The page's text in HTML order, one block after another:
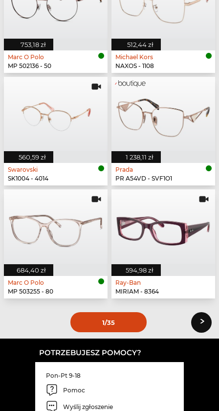
753,18 zł
Marc O Polo
MP 502136 - 50
512,44 zł
Michael Kors
NAXOS - 1108
560,59 zł
Swarovski
SK1004 - 4014
1 238,11 zł
Prada
PR A54VD - SVF1O1
684,40 zł
Marc O Polo
MP 503255 - 80
594,98 zł
Ray-Ban
MIRIAM - 8364
1/35 ›
POTRZEBUJESZ POMOCY?
Pon-Pt 9-18
Pomoc
Wyślij zgłoszenie